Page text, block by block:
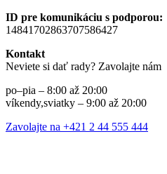
ID pre komunikáciu s podporou:
14841702863707586427
Kontakt
Neviete si dať rady? Zavolajte nám
po–pia – 8:00 až 20:00
víkendy,sviatky – 9:00 až 20:00
Zavolajte na +421 2 44 555 444